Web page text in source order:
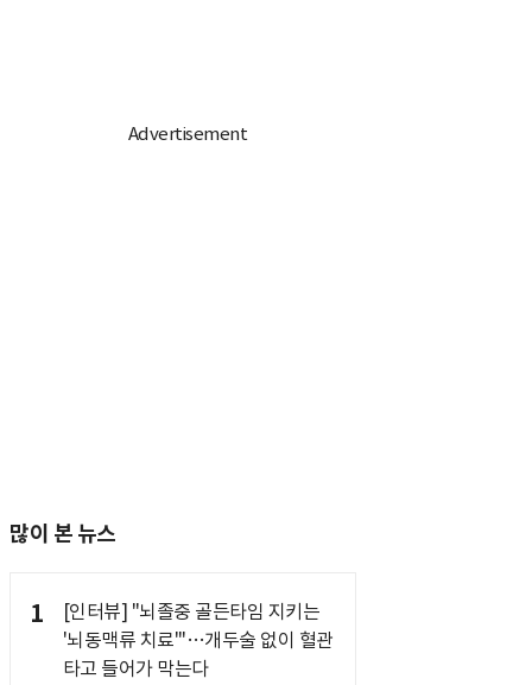
많이 본 뉴스
1
[인터뷰] "뇌졸중 골든타임 지키는
'뇌동맥류 치료'"…개두술 없이 혈관
타고 들어가 막는다